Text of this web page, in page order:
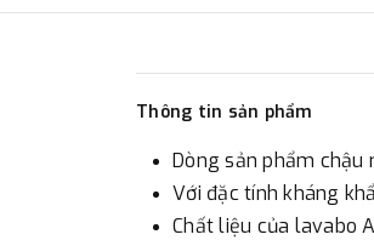
Thông tin sản phẩm
Dòng sản phẩm
Với đặc tính kháng
Chất liệu của lavabo